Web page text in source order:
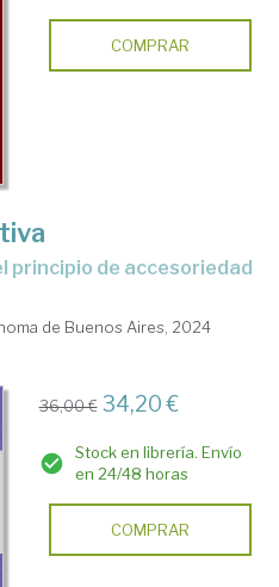
COMPRAR
principio de accesoriedad
de Buenos Aires, 2024
36,00 € 34,20 €
Stock en librería. Envío
en 24/48 horas
COMPRAR